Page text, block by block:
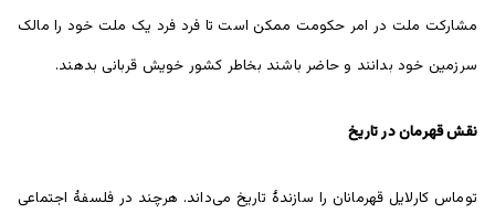
مشارکت ملت در امر حکومت ممکن است تا فرد فرد یک ملت خود را مالک
سرزمین خود بدانند و حاضر باشند بخاطر کشور خویش قربانی بدهند.
نقش قهرمان در تاریخ
توماس کارلایل قهرمانان را سازندۀ تاریخ می‌داند. هرچند در فلسفۀ اجتماعی